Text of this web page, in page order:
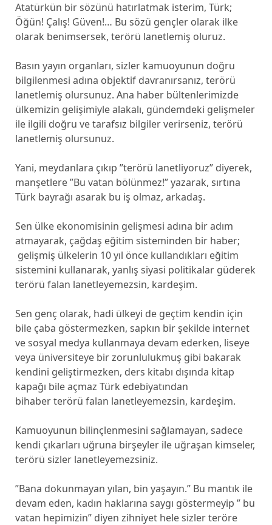
Atatürkün bir sözünü hatırlatmak isterim, Türk;
Öğün! Çalış! Güven!… Bu sözü gençler olarak ilke
olarak benimsersek, terörü lanetlemiş oluruz.
Basın yayın organları, sizler kamuoyunun doğru
bilgilenmesi adına objektif davranırsanız, terörü
lanetlemiş olursunuz. Ana haber bültenlerimizde
ülkemizin gelişimiyle alakalı, gündemdeki gelişmeler
ile ilgili doğru ve tarafsız bilgiler verirseniz, terörü
lanetlemiş olursunuz.
Yani, meydanlara çıkıp ”terörü lanetliyoruz” diyerek,
manşetlere ”Bu vatan bölünmez!” yazarak, sırtına
Türk bayrağı asarak bu iş olmaz, arkadaş.
Sen ülke ekonomisinin gelişmesi adına bir adım
atmayarak, çağdaş eğitim sisteminden bir haber;
gelişmiş ülkelerin 10 yıl önce kullandıkları eğitim
sistemini kullanarak, yanlış siyasi politikalar güderek
terörü falan lanetleyemezsin, kardeşim.
Sen genç olarak, hadi ülkeyi de geçtim kendin için
bile çaba göstermezken, sapkın bir şekilde internet
ve sosyal medya kullanmaya devam ederken, liseye
veya üniversiteye bir zorunlulukmuş gibi bakarak
kendini geliştirmezken, ders kitabı dışında kitap
kapağı bile açmaz Türk edebiyatından
bihaber terörü falan lanetleyemezsin, kardeşim.
Kamuoyunun bilinçlenmesini sağlamayan, sadece
kendi çıkarları uğruna birşeyler ile uğraşan kimseler,
terörü sizler lanetleyemezsiniz.
”Bana dokunmayan yılan, bin yaşayın.” Bu mantık ile
devam eden, kadın haklarına saygı göstermeyip ” bu
vatan hepimizin” diyen zihniyet hele sizler teröre